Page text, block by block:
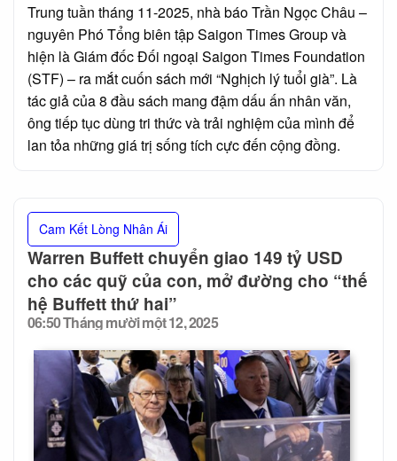
Trung tuần tháng 11-2025, nhà báo Trần Ngọc Châu –
nguyên Phó Tổng biên tập Saigon Times Group và
hiện là Giám đốc Đối ngoại Saigon Times Foundation
(STF) – ra mắt cuốn sách mới “Nghịch lý tuổi già”. Là
tác giả của 8 đầu sách mang đậm dấu ấn nhân văn,
ông tiếp tục dùng tri thức và trải nghiệm của mình để
lan tỏa những giá trị sống tích cực đến cộng đồng.
Cam Kết Lòng Nhân Ái
Warren Buffett chuyển giao 149 tỷ USD
cho các quỹ của con, mở đường cho “thế
hệ Buffett thứ hai”
Posted
on
06:50 Tháng mười một 12, 2025